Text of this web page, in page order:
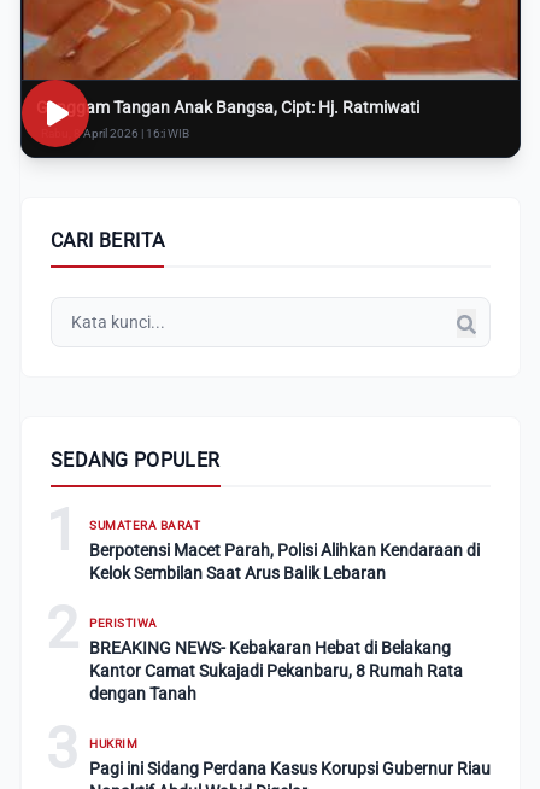
Genggam Tangan Anak Bangsa, Cipt: Hj. Ratmiwati
Rabu, 8 April 2026 | 16:i WIB
CARI BERITA
SEDANG POPULER
1 SUMATERA BARAT
Berpotensi Macet Parah, Polisi Alihkan Kendaraan di
Kelok Sembilan Saat Arus Balik Lebaran
2 PERISTIWA
BREAKING NEWS- Kebakaran Hebat di Belakang
Kantor Camat Sukajadi Pekanbaru, 8 Rumah Rata
dengan Tanah
3 HUKRIM
Pagi ini Sidang Perdana Kasus Korupsi Gubernur Riau